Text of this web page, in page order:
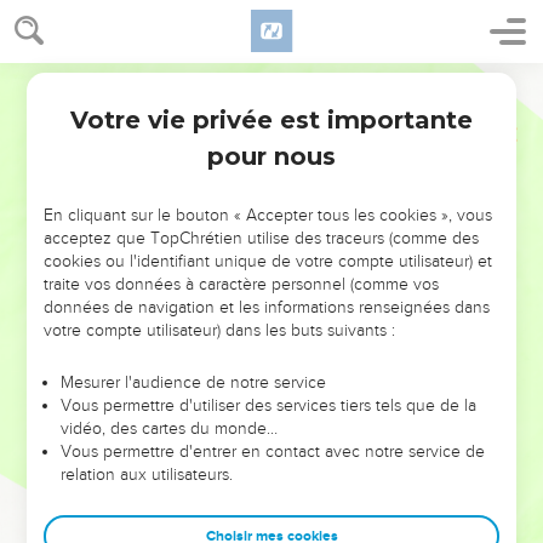
NE MANQUEZ PAS L’ÉVÉNEMENT
DE L’ANNÉE !
ET SI LEURS ERREURS POUVAIENT VOUS ÉVITER LES
VOTRES ?
leur foi ou leur vision. Mais on voit moins les doutes, les erreurs
et les saisons difficiles qu'ils ont traversés, alors même que ce
sont elles qui les ont façonnés.
Dans cette conférence, leaders, entrepreneurs, et responsables
clés pour avancer avec plus de sagesse afin que leurs erreurs
Votre vie privée est importante
pour nous
En cliquant sur le bouton « Accepter tous les cookies », vous
acceptez que TopChrétien utilise des traceurs (comme des
cookies ou l'identifiant unique de votre compte utilisateur) et
traite vos données à caractère personnel (comme vos
données de navigation et les informations renseignées dans
votre compte utilisateur) dans les buts suivants :
Mesurer l'audience de notre service
Vous permettre d'utiliser des services tiers tels que de la
vidéo, des cartes du monde…
Vous permettre d'entrer en contact avec notre service de
relation aux utilisateurs.
Choisir mes cookies